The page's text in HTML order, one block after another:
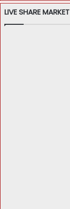
LIVE SHARE MARKET